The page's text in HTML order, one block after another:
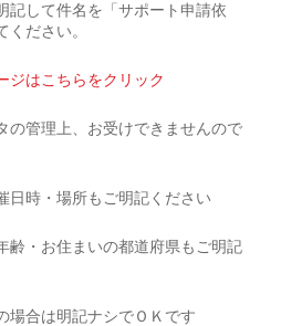
記して件名を「サポート申請依
ださい。
ジはこちらをクリック
の管理上、お受けできませんので
日時・場所もご明記ください
齢・お住まいの都道府県もご明記
場合は明記ナシでＯＫです